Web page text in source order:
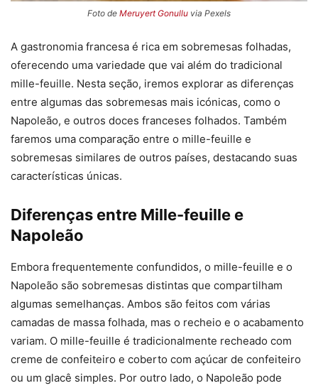
Foto de Meruyert Gonullu via Pexels
A gastronomia francesa é rica em sobremesas folhadas,
oferecendo uma variedade que vai além do tradicional
mille-feuille. Nesta seção, iremos explorar as diferenças
entre algumas das sobremesas mais icónicas, como o
Napoleão, e outros doces franceses folhados. Também
faremos uma comparação entre o mille-feuille e
sobremesas similares de outros países, destacando suas
características únicas.
Diferenças entre Mille-feuille e
Napoleão
Embora frequentemente confundidos, o mille-feuille e o
Napoleão são sobremesas distintas que compartilham
algumas semelhanças. Ambos são feitos com várias
camadas de massa folhada, mas o recheio e o acabamento
variam. O mille-feuille é tradicionalmente recheado com
creme de confeiteiro e coberto com açúcar de confeiteiro
ou um glacê simples. Por outro lado, o Napoleão pode